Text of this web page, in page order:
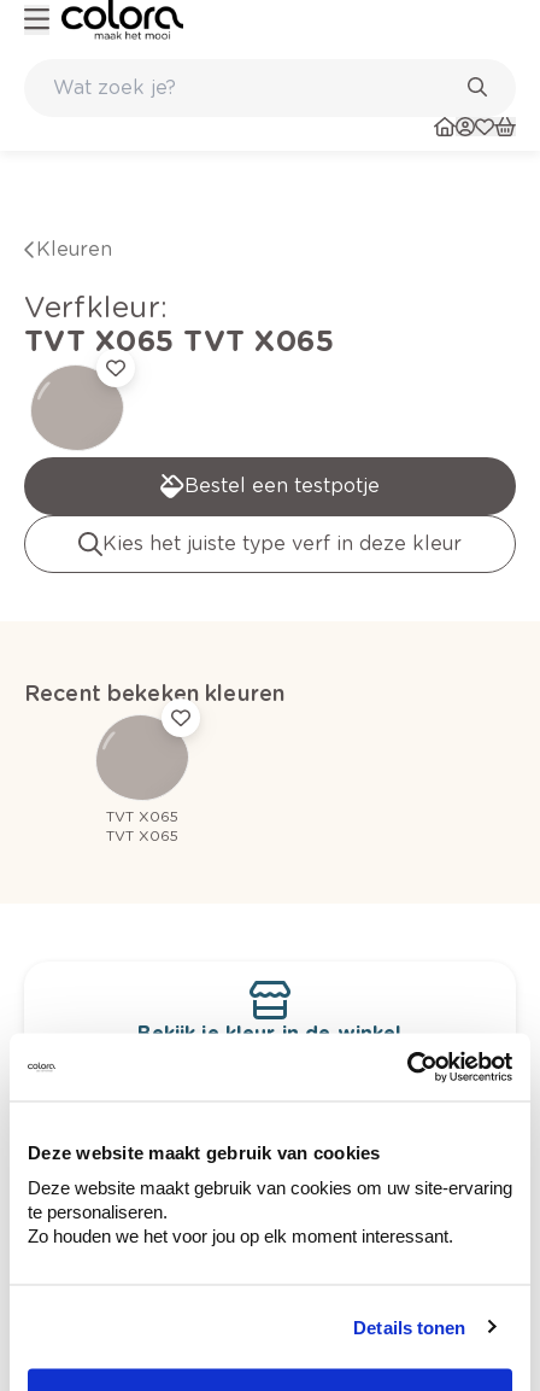
Deze website maakt gebruik van cookies
Deze website maakt gebruik van cookies om uw site-ervaring
te personaliseren.
Zo houden we het voor jou op elk moment interessant.
Details tonen
Kleuren
verfkleur:
TVT X065 TVT X065
Bestel een testpotje
Kies het juiste type verf in deze kleur
Recent bekeken kleuren
TVT X065
TVT X065
Bekijk je kleur in de winkel
Ontdek er kleurechte stalen van je
te verfijnen.
Krijg persoonlijk advies om kleuren te
combineren.